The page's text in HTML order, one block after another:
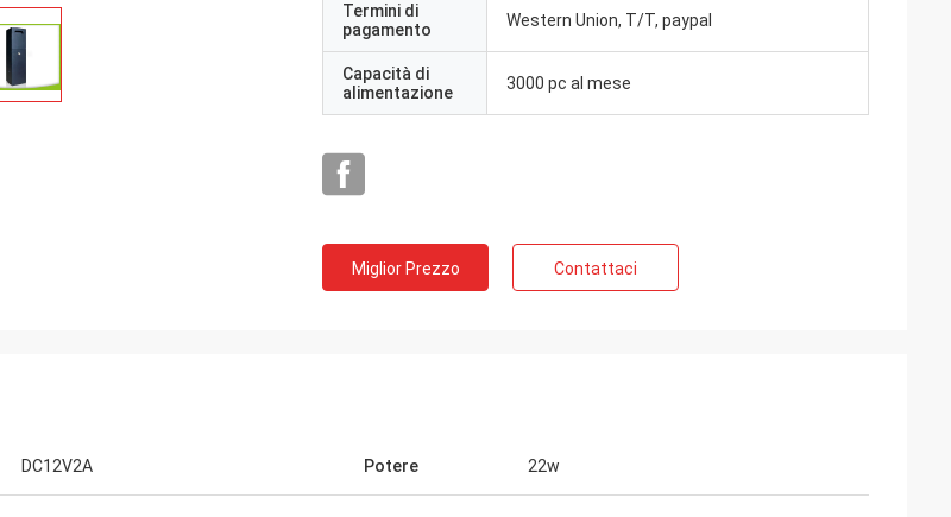
Termini di
pagamento
Western Union, T/T, paypal
Capacità di
alimentazione
3000 pc al mese
Miglior Prezzo Contattaci
DC12V2A Potere 22w